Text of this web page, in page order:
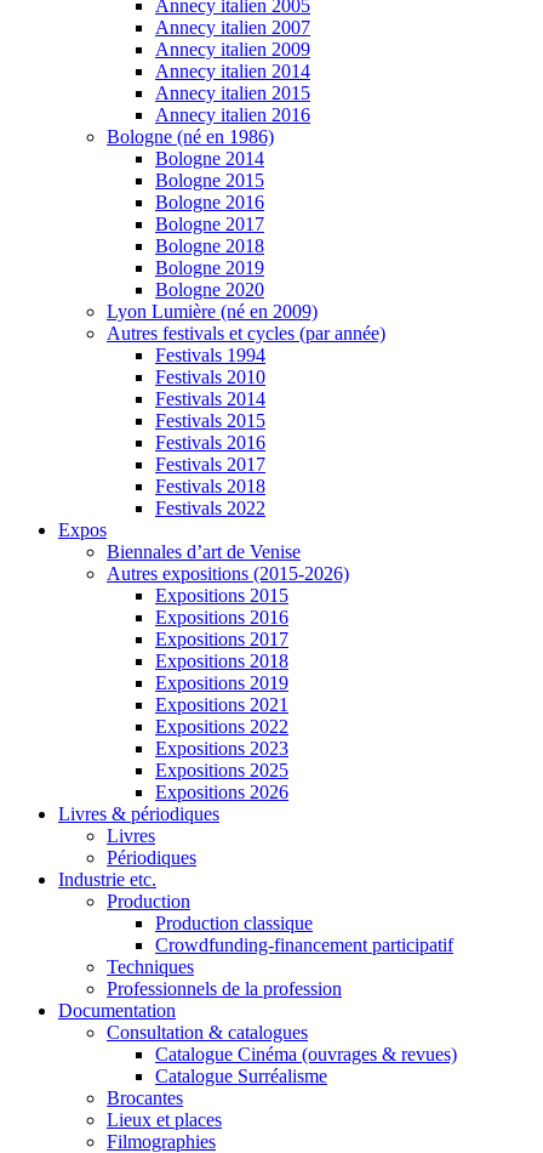
Annecy italien 2005
Annecy italien 2007
Annecy italien 2009
Annecy italien 2014
Annecy italien 2015
Annecy italien 2016
Bologne (né en 1986)
Bologne 2014
Bologne 2015
Bologne 2016
Bologne 2017
Bologne 2018
Bologne 2019
Bologne 2020
Lyon Lumière (né en 2009)
Autres festivals et cycles (par année)
Festivals 1994
Festivals 2010
Festivals 2014
Festivals 2015
Festivals 2016
Festivals 2017
Festivals 2018
Festivals 2022
Expos
Biennales d’art de Venise
Autres expositions (2015-2026)
Expositions 2015
Expositions 2016
Expositions 2017
Expositions 2018
Expositions 2019
Expositions 2021
Expositions 2022
Expositions 2023
Expositions 2025
Expositions 2026
Livres & périodiques
Livres
Périodiques
Industrie etc.
Production
Production classique
Crowdfunding-financement participatif
Techniques
Professionnels de la profession
Documentation
Consultation & catalogues
Catalogue Cinéma (ouvrages & revues)
Catalogue Surréalisme
Brocantes
Lieux et places
Filmographies